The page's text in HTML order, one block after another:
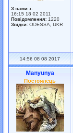
З нами з:
16:15 18 02 2011
Повідомлення: 1220
Звідки: ODESSA, UKR
14:56 08 08 2017
Manyunya
Постоялець